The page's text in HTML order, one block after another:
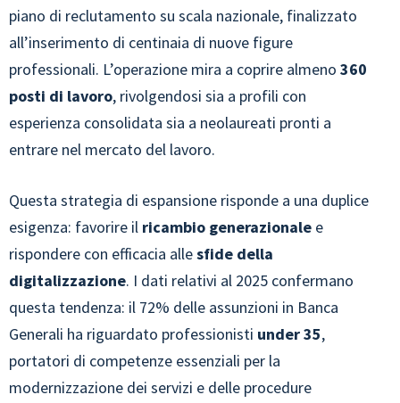
piano di reclutamento su scala nazionale, finalizzato
all’inserimento di centinaia di nuove figure
professionali. L’operazione mira a coprire almeno 360
posti di lavoro, rivolgendosi sia a profili con
esperienza consolidata sia a neolaureati pronti a
entrare nel mercato del lavoro.
Questa strategia di espansione risponde a una duplice
esigenza: favorire il ricambio generazionale e
rispondere con efficacia allesfide della
digitalizzazione. I dati relativi al 2025 confermano
questa tendenza: il 72% delle assunzioni in Banca
Generali ha riguardato professionisti under 35,
portatori di competenze essenziali per la
modernizzazione dei servizi e delle procedure